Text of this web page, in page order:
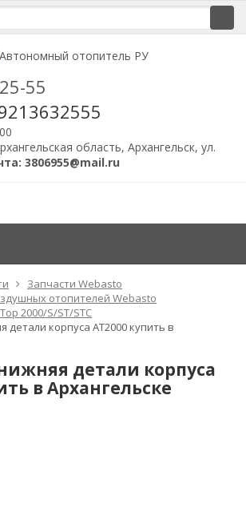
55
область, Архангельск, ул.
3806955@mail.ru
Запчасти Webasto
отопителей Webasto
2000/S/ST/STC
детали корпуса AT2000 купить в
детали корпуса
в Архангельске